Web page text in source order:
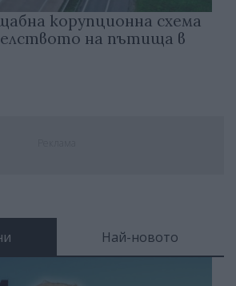
корупционна схема
на пътища в
Най-новото